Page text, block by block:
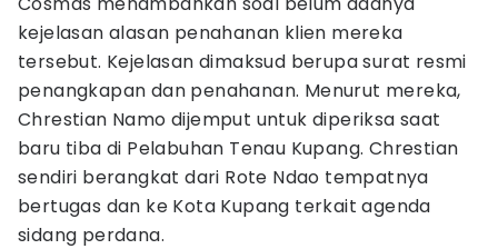
kejelasan alasan penahanan klien mereka
tersebut. Kejelasan dimaksud berupa surat resmi
penangkapan dan penahanan. Menurut mereka,
Chrestian Namo dijemput untuk diperiksa saat
baru tiba di Pelabuhan Tenau Kupang. Chrestian
sendiri berangkat dari Rote Ndao tempatnya
bertugas dan ke Kota Kupang terkait agenda
sidang perdana.